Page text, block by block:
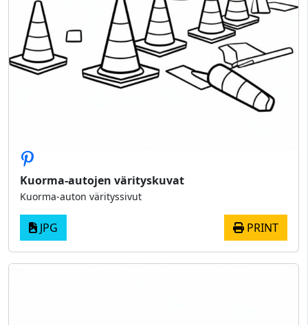
Kuorma-autojen värityskuvat
Kuorma-auton värityssivut
JPG PRINT